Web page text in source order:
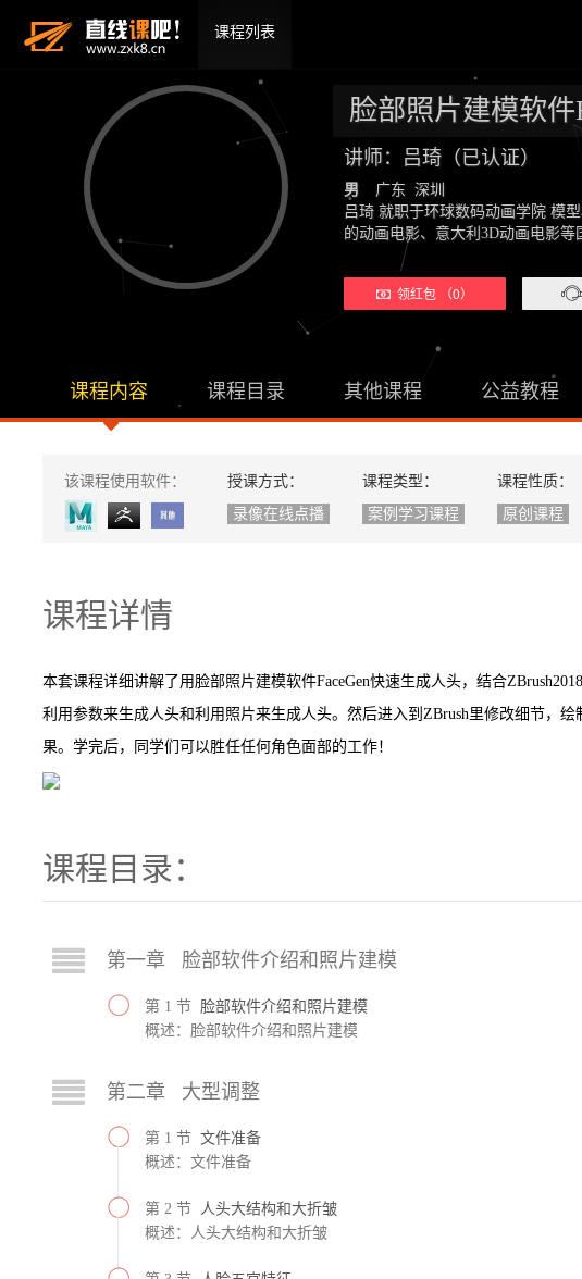
课程列表
脸部照片建模软件
讲师：吕琦（已认证）
男
广东 深圳
吕琦 就职于环球数码动画学院 模
的动画电影、意大利3D动画电影
领红包 （0）
课程内容 课程目录 其他课程 公益教程
该课程使用软件：
授课方式：
录像在线点播
课程类型：
案例学习课程
课程性质：
原创课程
课程详情
本套课程详细讲解了用脸部照片建模软件FaceGen快速生成人头，结合
利用参数来生成人头和利用照片来生成人头。然后进入到ZBrush里修改细节，
果。学完后，同学们可以胜任任何角色面部的工作！
课程目录：
第一章 脸部软件介绍和照片建模
第 1 节 脸部软件介绍和照片建模
概述：脸部软件介绍和照片建模
第二章 大型调整
第 1 节 文件准备
概述：文件准备
第 2 节
人头大结构和大折皱
概述：人头大结构和大折皱